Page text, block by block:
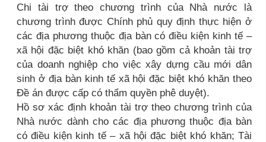
Chi tài trợ theo chương trình của Nhà nước là
chương trình được Chính phủ quy định thực hiện ở
các địa phương thuộc địa bàn có điều kiện kinh tế –
xã hội đặc biệt khó khăn (bao gồm cả khoản tài trợ
của doanh nghiệp cho việc xây dựng cầu mới dân
sinh ở địa bàn kinh tế xã hội đặc biệt khó khăn theo
Đề án được cấp có thẩm quyền phê duyệt).
Hồ sơ xác định khoản tài trợ theo chương trình của
Nhà nước dành cho các địa phương thuộc địa bàn
có điều kiện kinh tế – xã hội đặc biệt khó khăn; Tài